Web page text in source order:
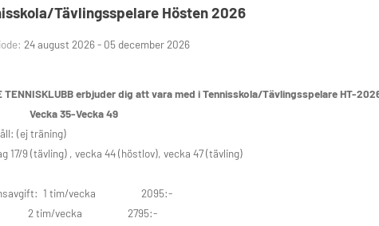
kl 17.00-17.40, kl 17.40-18.20, kl 18.20-19.00
107870 Mail: info@gefletk.se
Tävlingsspelare Hösten 2026
24 august 2026 - 05 december 2026
TENNISKLUBB erbjuder dig att vara med i Tennisskola/Tävlingsspelare HT-
Vecka 35-Vecka 49
(ej träning)
17/9 (tävling) , vecka 44 (höstlov), vecka 47 (tävling)
1 tim/vecka 2095:-
vecka 2795:-